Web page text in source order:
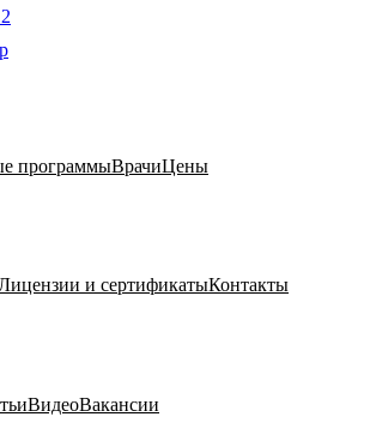
программыВрачиЦены
и сертификатыКонтакты
ВидеоВакансии